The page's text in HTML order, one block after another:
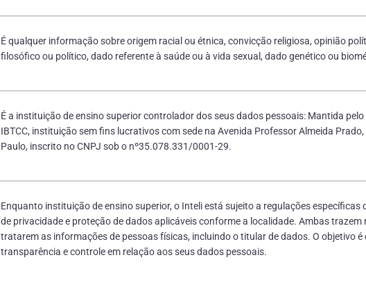
É qualquer informação sobre origem racial ou étnica, convicção religiosa, opinião
filosófico ou político, dado referente à saúde ou à vida sexual, dado genético ou
É a instituição de ensino superior controlador dos seus dados pessoais: Mantida
IBTCC, instituição sem fins lucrativos com sede na Avenida Professor Almeida
Paulo, inscrito no CNPJ sob o nº35.078.331/0001-29.
Enquanto instituição de ensino superior, o Inteli está sujeito a regulações
de privacidade e proteção de dados aplicáveis conforme a localidade. Ambas
tratarem as informações de pessoas físicas, incluindo o titular de dados. O objetivo
transparência e controle em relação aos seus dados pessoais.